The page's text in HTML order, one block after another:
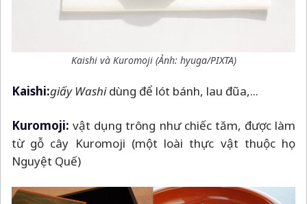
Kaishi và Kuromoji (Ảnh: hyuga/PIXTA)
Kaishi:giấy Washidùng để lót bánh, lau đũa,...
Kuromoji: vật dụng trông như chiếc tăm, được làm
từ gỗ cây Kuromoji (một loài thực vật thuộc họ
Nguyệt Quế)